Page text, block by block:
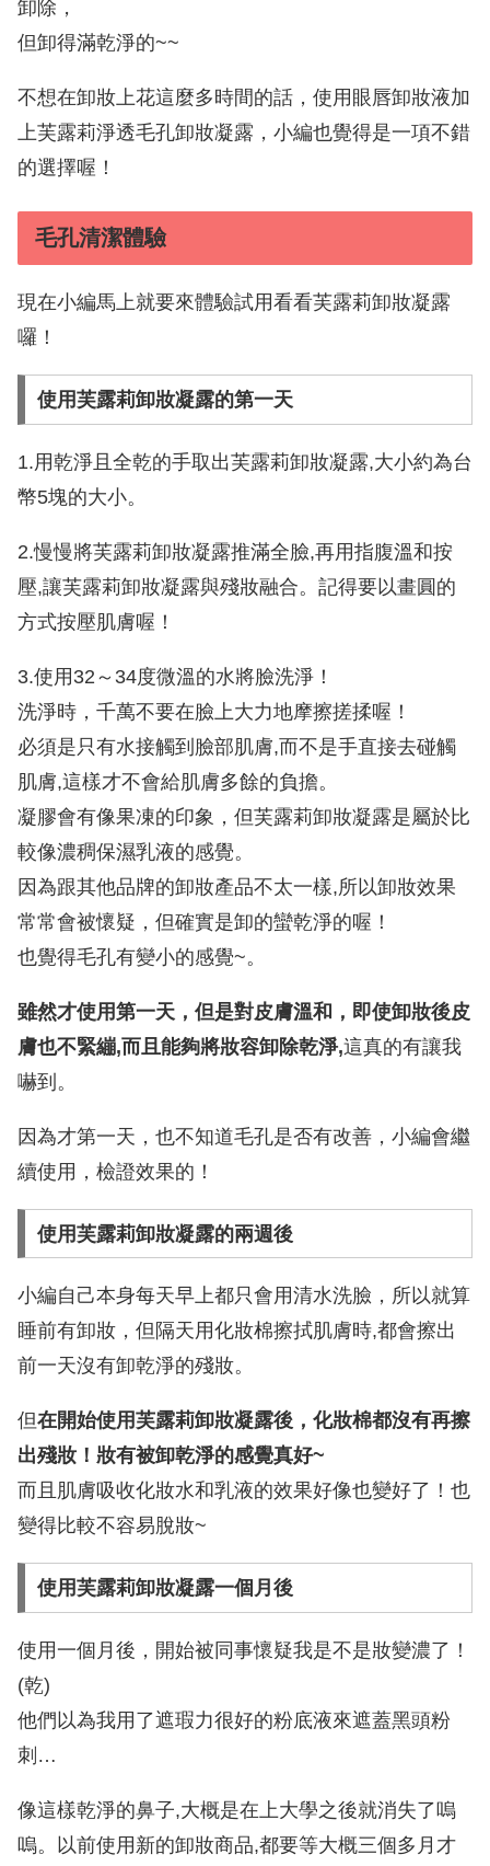
卸除，
但卸得滿乾淨的~~
不想在卸妝上花這麼多時間的話，使用眼唇卸妝液加
上芙露莉淨透毛孔卸妝凝露，小編也覺得是一項不錯
的選擇喔！
毛孔清潔體驗
現在小編馬上就要來體驗試用看看芙露莉卸妝凝露
囉！
使用芙露莉卸妝凝露的第一天
1.用乾淨且全乾的手取出芙露莉卸妝凝露,大小約為台
幣5塊的大小。
2.慢慢將芙露莉卸妝凝露推滿全臉,再用指腹溫和按
壓,讓芙露莉卸妝凝露與殘妝融合。記得要以畫圓的
方式按壓肌膚喔！
3.使用32～34度微溫的水將臉洗淨！
洗淨時，千萬不要在臉上大力地摩擦搓揉喔！
必須是只有水接觸到臉部肌膚,而不是手直接去碰觸
肌膚,這樣才不會給肌膚多餘的負擔。
凝膠會有像果凍的印象，但芙露莉卸妝凝露是屬於比
較像濃稠保濕乳液的感覺。
因為跟其他品牌的卸妝產品不太一樣,所以卸妝效果
常常會被懷疑，但確實是卸的蠻乾淨的喔！
也覺得毛孔有變小的感覺~。
雖然才使用第一天，但是對皮膚溫和，即使卸妝後皮
膚也不緊繃,而且能夠將妝容卸除乾淨,這真的有讓我
嚇到。
因為才第一天，也不知道毛孔是否有改善，小編會繼
續使用，檢證效果的！
使用芙露莉卸妝凝露的兩週後
小編自己本身每天早上都只會用清水洗臉，所以就算
睡前有卸妝，但隔天用化妝棉擦拭肌膚時,都會擦出
前一天沒有卸乾淨的殘妝。
但在開始使用芙露莉卸妝凝露後，化妝棉都沒有再擦
出殘妝！妝有被卸乾淨的感覺真好~
而且肌膚吸收化妝水和乳液的效果好像也變好了！也
變得比較不容易脫妝~
使用芙露莉卸妝凝露一個月後
使用一個月後，開始被同事懷疑我是不是妝變濃了！
(乾)
他們以為我用了遮瑕力很好的粉底液來遮蓋黑頭粉
刺…
像這樣乾淨的鼻子,大概是在上大學之後就消失了嗚
嗚。以前使用新的卸妝商品,都要等大概三個多月才